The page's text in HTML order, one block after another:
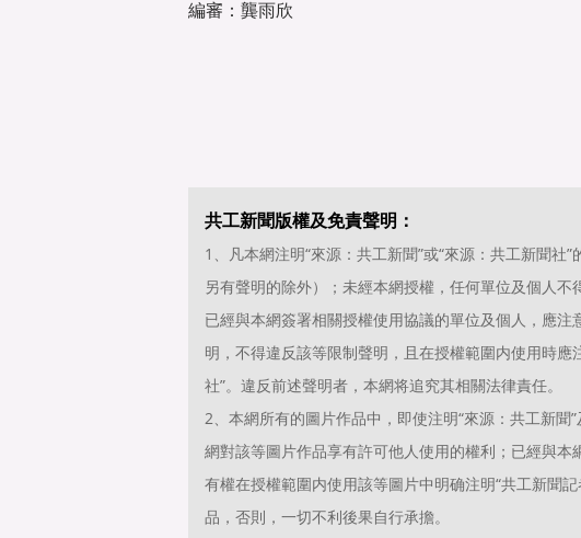
編審：龔雨欣
共工新聞版權及免責聲明：
1、凡本網注明“來源：共工新聞”或“來源：共工新聞社
另有聲明的除外）；未經本網授權，任何單位及個人不
已經與本網簽署相關授權使用協議的單位及個人，應
明，不得違反該等限制聲明，且在授權範圍内使用時應
社”。違反前述聲明者，本網将追究其相關法律責任。
2、本網所有的圖片作品中，即使注明“來源：共工新聞
網對該等圖片作品享有許可他人使用的權利；已經與
有權在授權範圍内使用該等圖片中明确注明“共工新聞記
品，否則，一切不利後果自行承擔。